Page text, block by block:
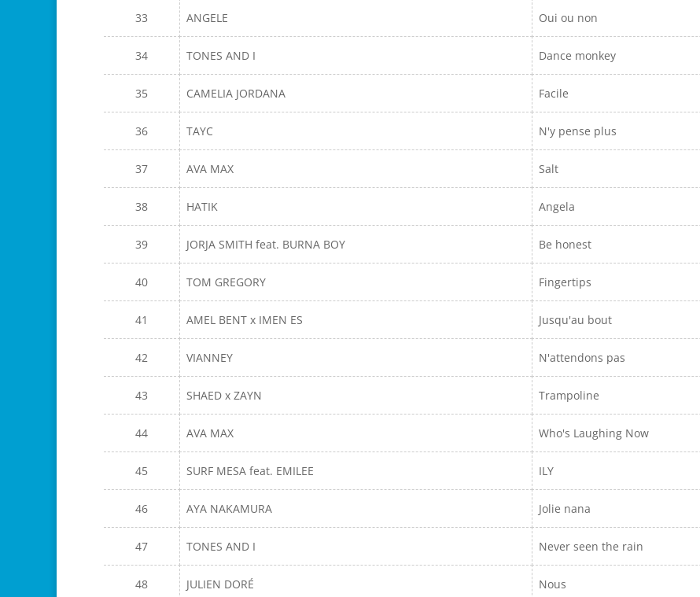
33 ANGELE Oui ou non
34 TONES AND I Dance monkey
35 CAMELIA JORDANA Facile
36 TAYC N'y pense plus
37 AVA MAX Salt
38 HATIK Angela
39 JORJA SMITH feat. BURNA BOY Be honest
40 TOM GREGORY Fingertips
41 AMEL BENT x IMEN ES Jusqu'au bout
42 VIANNEY N'attendons pas
43 SHAED x ZAYN Trampoline
44 AVA MAX Who's Laughing Now
45 SURF MESA feat. EMILEE ILY
46 AYA NAKAMURA Jolie nana
47 TONES AND I Never seen the rain
48 JULIEN DORÉ Nous